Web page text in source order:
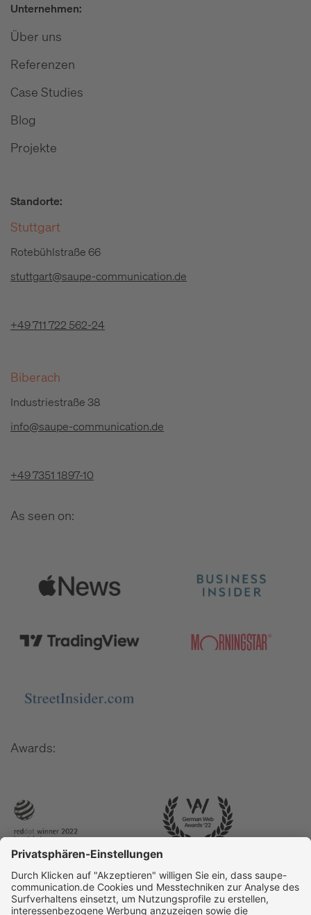
Unternehmen:
Über uns
Referenzen
Case Studies
Blog
Projekte
Standorte:
Stuttgart
Rotebühlstraße 66
stuttgart@saupe-communication.de
+49 711 722 562-24
Biberach
Industriestraße 38
info@saupe-communication.de
+49 7351 1897-10
As seen on:
Awards: